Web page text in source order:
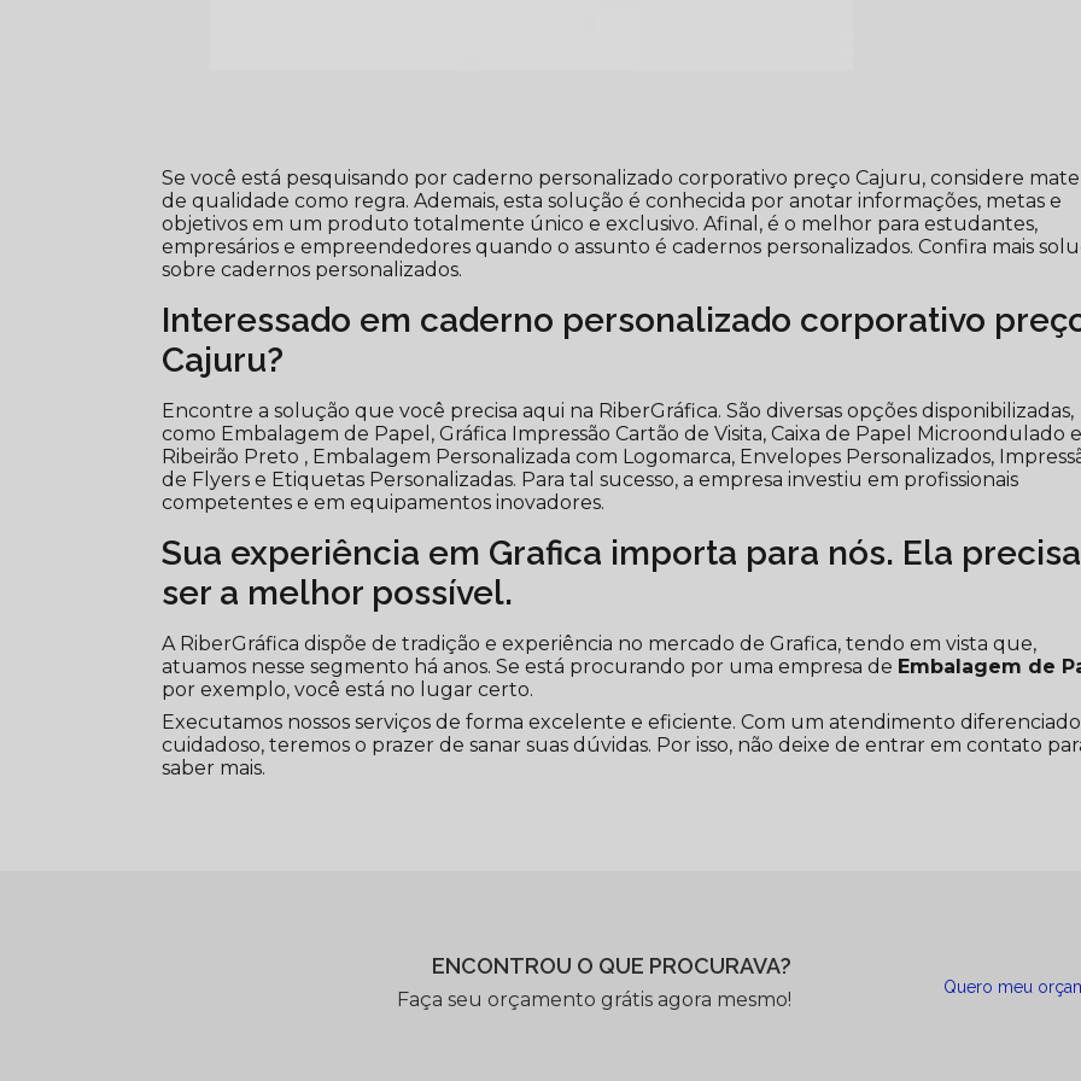
Se você está pesquisando por caderno personalizado corporativo preço Cajuru, considere
de qualidade como regra. Ademais, esta solução é conhecida por anotar informações, metas e
objetivos em um produto totalmente único e exclusivo. Afinal, é o melhor para estudantes,
empresários e empreendedores quando o assunto é cadernos personalizados. Confira mais
sobre cadernos personalizados.
Interessado em caderno personalizado corporativo
Cajuru?
Encontre a solução que você precisa aqui na RiberGráfica. São diversas opções disponibilizadas,
como Embalagem de Papel, Gráfica Impressão Cartão de Visita, Caixa de Papel Microondulado
Ribeirão Preto , Embalagem Personalizada com Logomarca, Envelopes Personalizados,
de Flyers e Etiquetas Personalizadas. Para tal sucesso, a empresa investiu em profissionais
competentes e em equipamentos inovadores.
Sua experiência em Grafica importa para nós. Ela precisa
ser a melhor possível.
A RiberGráfica dispõe de tradição e experiência no mercado de Grafica, tendo em vista que,
atuamos nesse segmento há anos. Se está procurando por uma empresa de Embalagem de
por exemplo, você está no lugar certo.
Executamos nossos serviços de forma excelente e eficiente. Com um atendimento
cuidadoso, teremos o prazer de sanar suas dúvidas. Por isso, não deixe de entrar em contato
saber mais.
ENCONTROU O QUE PROCURAVA?
Faça seu orçamento grátis agora mesmo!
Quero meu